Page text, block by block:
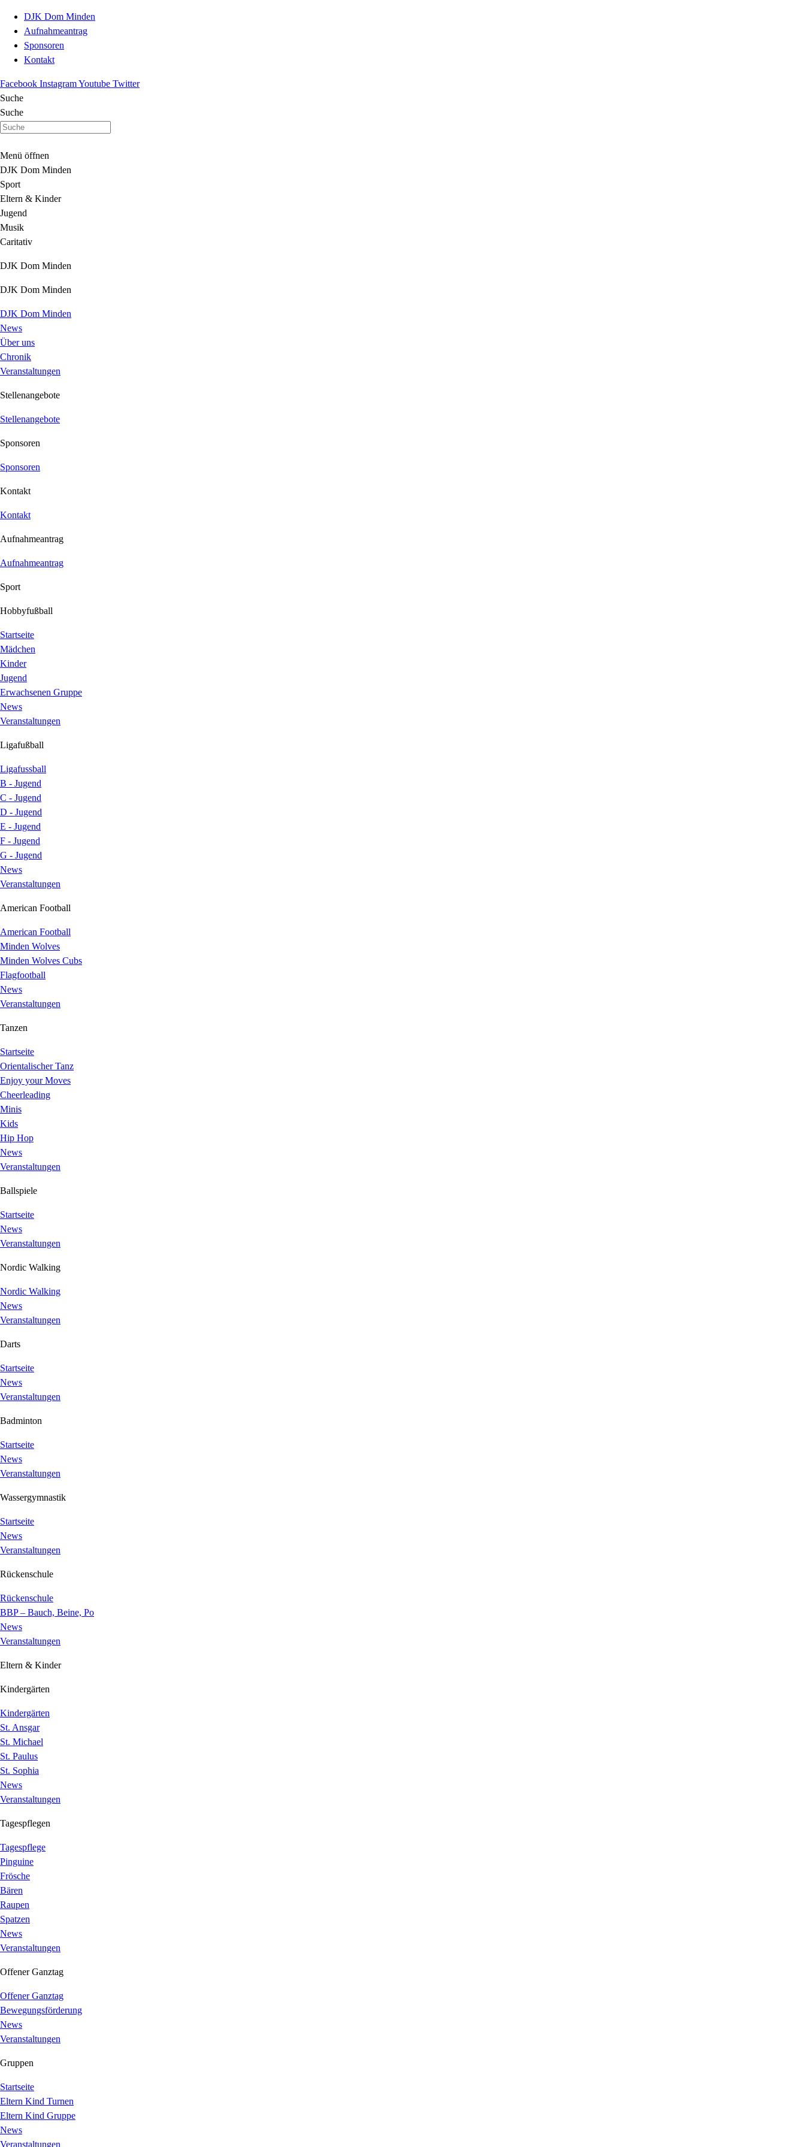
DJK Dom Minden
Aufnahmeantrag
Sponsoren
Kontakt
Facebook InstagramYoutube Twitter
Suche
Suche
Menü öffnen
DJK Dom Minden
Sport
Eltern & Kinder
Jugend
Musik
Caritativ
DJK Dom Minden
DJK Dom Minden
DJK Dom Minden
News
Über uns
Chronik
Veranstaltungen
Stellenangebote
Stellenangebote
Sponsoren
Sponsoren
Kontakt
Kontakt
Aufnahmeantrag
Aufnahmeantrag
Sport
Hobbyfußball
Startseite
Mädchen
Kinder
Jugend
Erwachsenen Gruppe
News
Veranstaltungen
Ligafußball
Ligafussball
B - Jugend
C - Jugend
D - Jugend
E - Jugend
F - Jugend
G - Jugend
News
Veranstaltungen
American Football
American Football
Minden Wolves
Minden Wolves Cubs
Flagfootball
News
Veranstaltungen
Tanzen
Startseite
Orientalischer Tanz
Enjoy your Moves
Cheerleading
Minis
Kids
Hip Hop
News
Veranstaltungen
Ballspiele
Startseite
News
Veranstaltungen
Nordic Walking
Nordic Walking
News
Veranstaltungen
Darts
Startseite
News
Veranstaltungen
Badminton
Startseite
News
Veranstaltungen
Wassergymnastik
Startseite
News
Veranstaltungen
Rückenschule
Rückenschule
BBP – Bauch, Beine, Po
News
Veranstaltungen
Eltern & Kinder
Kindergärten
Kindergärten
St. Ansgar
St. Michael
St. Paulus
St. Sophia
News
Veranstaltungen
Tagespflegen
Tagespflege
Pinguine
Frösche
Bären
Raupen
Spatzen
News
Veranstaltungen
Offener Ganztag
Offener Ganztag
Bewegungsförderung
News
Veranstaltungen
Gruppen
Startseite
Eltern Kind Turnen
Eltern Kind Gruppe
News
Veranstaltungen